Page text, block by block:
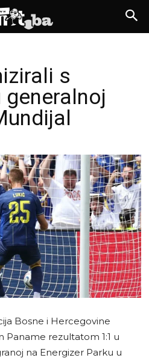
s
generalnoj
Bosne i Hercegovine
Paname rezultatom 1:1 u
na Energizer Parku u